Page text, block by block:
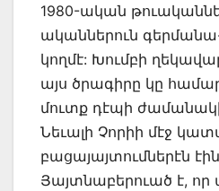
1980-ական
ականներուն
կողմէ: Խումբի
այս ծրագիրը կը
մուտք դէպի
Նեւալի Չորիի մէջ
բացայայտումներէն
Յայտնաբերուած է,